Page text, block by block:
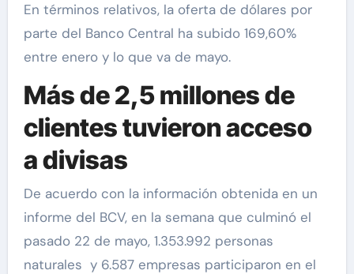
En términos relativos, la oferta de dólares por
parte del Banco Central ha subido 169,60%
entre enero y lo que va de mayo.
Más de 2,5 millones de
clientes tuvieron acceso
a divisas
De acuerdo con la información obtenida en un
informe del BCV, en la semana que culminó el
pasado 22 de mayo, 1.353.992 personas
naturales y 6.587 empresas participaron en el